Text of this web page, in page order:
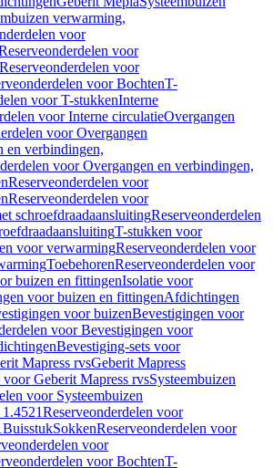
verwarming,
voor
voor
Reserveonderdelen voor
voor BochtenT-
voor T-stukkenInterne
voor Interne circulatieOvergangen
voor Overgangen
en verbindingen,
voor Overgangen en verbindingen,
Reserveonderdelen voor
Reserveonderdelen voor
schroefdraadaansluitingReserveonderdelen
T-stukken voor
voor verwarmingReserveonderdelen voor
ToebehorenReserveonderdelen voor
buizen en fittingenIsolatie voor
voor buizen en fittingenAfdichtingen
voor buizenBevestigingen voor
voor Bevestigingen voor
Bevestiging-sets voor
Mapress rvsGeberit Mapress
voor Geberit Mapress rvsSysteembuizen
voor Systeembuizen
Reserveonderdelen voor
BuisstukSokkenReserveonderdelen voor
voor
voor BochtenT-